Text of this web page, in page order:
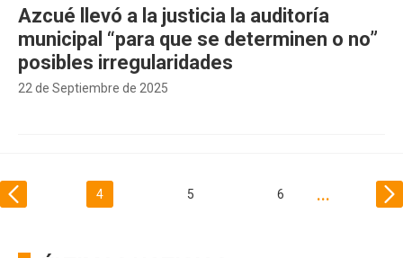
22 de Septiembre de 2025
Azcué llevó a la justicia la auditoría
municipal “para que se determinen o no”
posibles irregularidades
4 5 6